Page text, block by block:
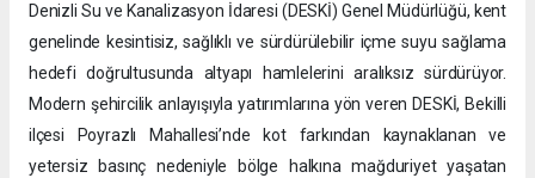
Denizli Su ve Kanalizasyon İdaresi (DESKİ) Genel Müdürlüğü, kent
genelinde kesintisiz, sağlıklı ve sürdürülebilir içme suyu sağlama
hedefi doğrultusunda altyapı hamlelerini aralıksız sürdürüyor.
Modern şehircilik anlayışıyla yatırımlarına yön veren DESKİ, Bekilli
ilçesi Poyrazlı Mahallesi’nde kot farkından kaynaklanan ve
yetersiz basınç nedeniyle bölge halkına mağduriyet yaşatan